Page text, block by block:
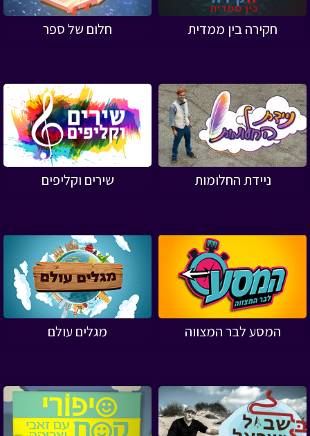
חקירה בין ממדית חלום של ספר
ניידת החלומות שירים וקליפים
המסע לבר המצווה מגלים עולם